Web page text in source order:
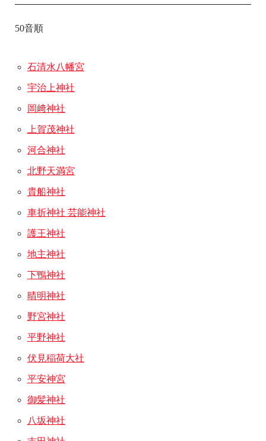
50音順
石清水八幡宮
宇治上神社
岡﨑神社
上賀茂神社
河合神社
北野天満宮
貴船神社
車折神社 芸能神社
護王神社
地主神社
下鴨神社
晴明神社
野宮神社
平野神社
伏見稲荷大社
平安神宮
御髪神社
八坂神社